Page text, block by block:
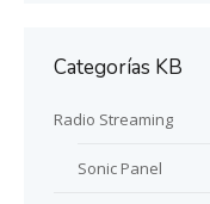
Categorías KB
Radio Streaming
Sonic Panel